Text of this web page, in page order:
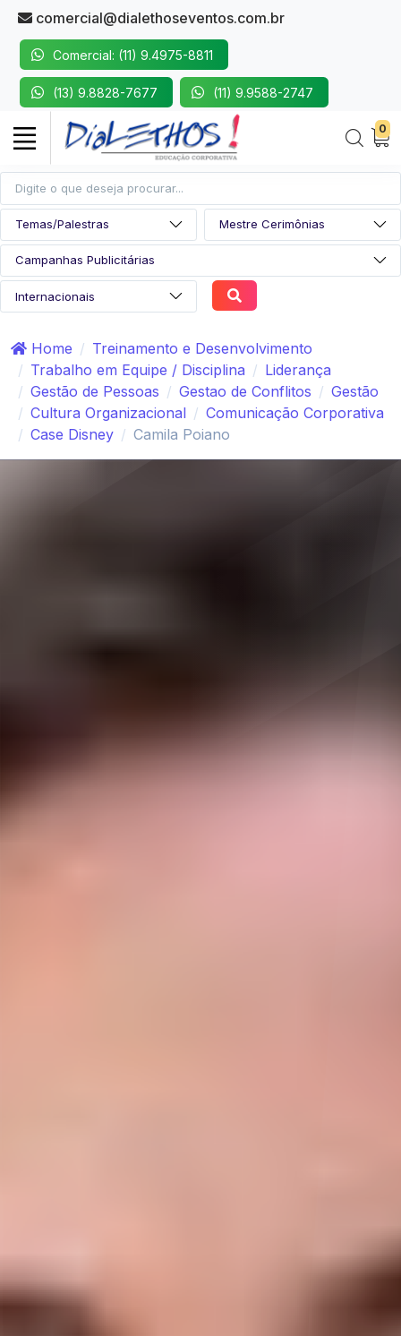
comercial@dialethoseventos.com.br
Comercial: (11) 9.4975-8811
(13) 9.8828-7677 (11) 9.9588-2747
0
Home
Treinamento e Desenvolvimento
Trabalho em Equipe / Disciplina
Liderança
Gestão de Pessoas
Gestao de Conflitos
Gestão
Cultura Organizacional
Comunicação Corporativa
Case Disney
Camila Poiano